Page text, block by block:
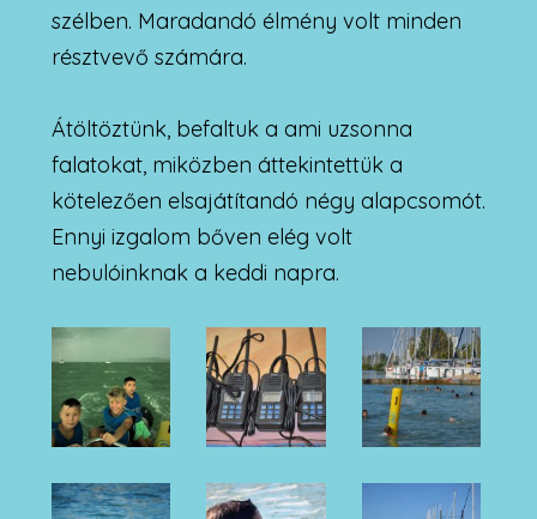
szélben. Maradandó élmény volt minden
résztvevő számára.
Átöltöztünk, befaltuk a ami uzsonna
falatokat, miközben áttekintettük a
kötelezően elsajátítandó négy alapcsomót.
Ennyi izgalom bőven elég volt
nebulóinknak a keddi napra.